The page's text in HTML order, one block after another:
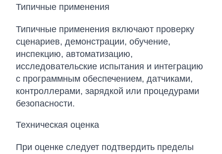
Типичные применения
Типичные применения включают проверку
сценариев, демонстрации, обучение,
инспекцию, автоматизацию,
исследовательские испытания и интеграцию
с программным обеспечением, датчиками,
контроллерами, зарядкой или процедурами
безопасности.
Техническая оценка
При оценке следует подтвердить пределы